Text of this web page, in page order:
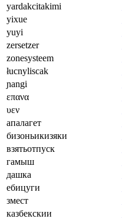
yardakcitakimi
yixue
yuyi
zersetzer
zonesysteem
łucnyliscak
ɲangi
επανα
υεν
апалагет
бизоньикизяки
взятьотпуск
гамыш
дашка
ебицуги
змест
казбекскии